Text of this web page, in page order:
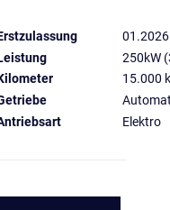
01.2026
250kW
15.000
Elektro